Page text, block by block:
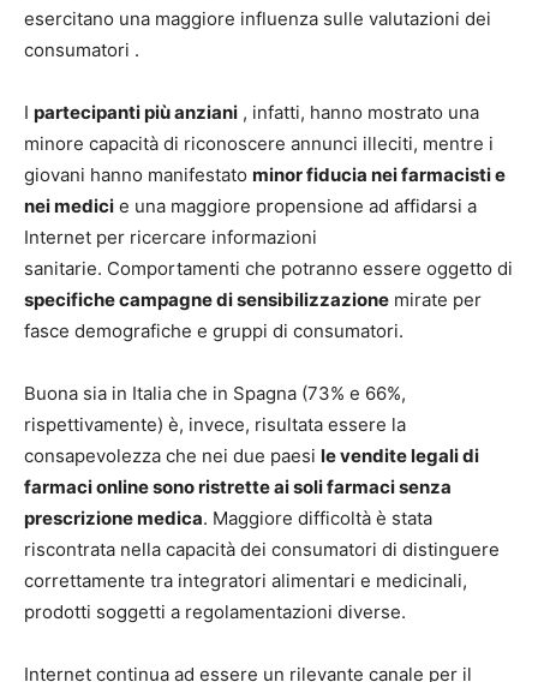
esercitano una maggiore influenza sulle valutazioni dei
consumatori .
I partecipanti più anziani , infatti, hanno mostrato una
minore capacità di riconoscere annunci illeciti, mentre i
giovani hanno manifestato minor fiducia nei farmacisti e
nei medici e una maggiore propensione ad affidarsi a
Internet per ricercare informazioni
sanitarie. Comportamenti che potranno essere oggetto di
specifiche campagne di sensibilizzazione mirate per
fasce demografiche e gruppi di consumatori.
Buona sia in Italia che in Spagna (73% e 66%,
rispettivamente) è, invece, risultata essere la
consapevolezza che nei due paesi le vendite legali di
farmaci online sono ristrette ai soli farmaci senza
prescrizione medica. Maggiore difficoltà è stata
riscontrata nella capacità dei consumatori di distinguere
correttamente tra integratori alimentari e medicinali,
prodotti soggetti a regolamentazioni diverse.
Internet continua ad essere un rilevante canale per il